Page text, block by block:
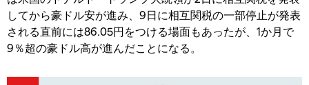
してから豪ドル安が進み、9日に相互関税の一部停止が発表
される直前には86.05円をつける場面もあったが、1か月で
9％超の豪ドル高が進んだことになる。